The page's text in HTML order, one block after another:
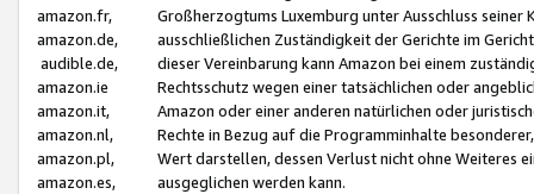
amazon.fr,
amazon.de,
audible.de,
amazon.ie
amazon.it,
amazon.nl,
amazon.pl,
amazon.es,
Großherzogtums Luxemburg unter Ausschluss
ausschließlichen Zuständigkeit der Gerichte im
dieser Vereinbarung kann Amazon bei einem
Rechtsschutz wegen einer tatsächlichen oder
Amazon oder einer anderen natürlichen oder
Rechte in Bezug auf die Programminhalte
Wert darstellen, dessen Verlust nicht ohne Weiteres
ausgeglichen werden kann.